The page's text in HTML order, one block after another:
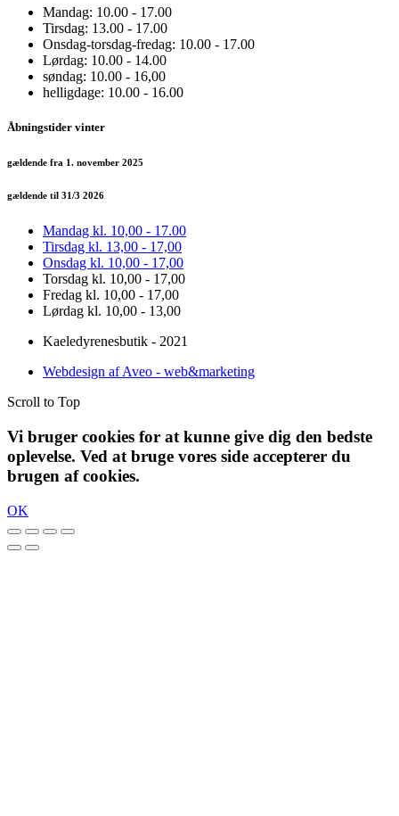
Mandag: 10.00 - 17.00
Tirsdag: 13.00 - 17.00
Onsdag-torsdag-fredag: 10.00 - 17.00
Lørdag: 10.00 - 14.00
søndag: 10.00 - 16,00
helligdage: 10.00 - 16.00
Åbningstider vinter
gældende fra 1. november 2025
gældende til 31/3 2026
Mandag kl. 10,00 - 17.00
Tirsdag kl. 13,00 - 17,00
Onsdag kl. 10,00 - 17,00
Torsdag kl. 10,00 - 17,00
Fredag kl. 10,00 - 17,00
Lørdag kl. 10,00 - 13,00
Kaeledyrenesbutik - 2021
Webdesign af Aveo - web&marketing
Scroll to Top
Vi bruger cookies for at kunne give dig den bedste
oplevelse. Ved at bruge vores side accepterer du
brugen af cookies.
OK